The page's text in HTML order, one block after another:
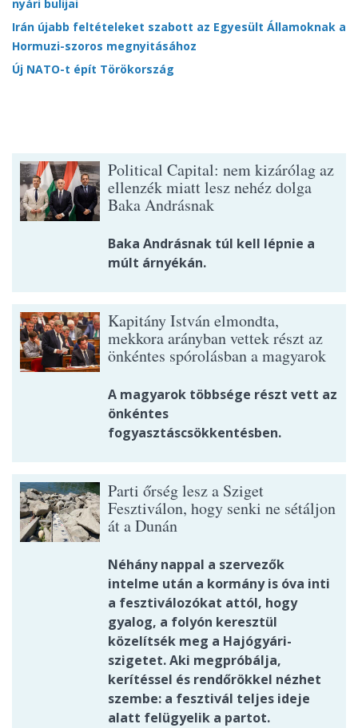
nyári bulijai
Irán újabb feltételeket szabott az Egyesült Államoknak a
Hormuzi-szoros megnyitásához
Új NATO-t épít Törökország
Political Capital: nem kizárólag az
ellenzék miatt lesz nehéz dolga
Baka Andrásnak
Baka Andrásnak túl kell lépnie a
múlt árnyékán.
Kapitány István elmondta,
mekkora arányban vettek részt az
önkéntes spórolásban a magyarok
A magyarok többsége részt vett az
önkéntes
fogyasztáscsökkentésben.
Parti őrség lesz a Sziget
Fesztiválon, hogy senki ne sétáljon
át a Dunán
Néhány nappal a szervezők
intelme után a kormány is óva inti
a fesztiválozókat attól, hogy
gyalog, a folyón keresztül
közelítsék meg a Hajógyári-
szigetet. Aki megpróbálja,
kerítéssel és rendőrökkel nézhet
szembe: a fesztivál teljes ideje
alatt felügyelik a partot.